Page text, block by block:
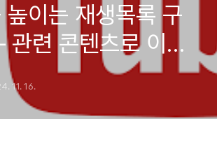
높이는 재생목록 구
관련 콘텐츠로 이어
목록 만들기
11. 16.